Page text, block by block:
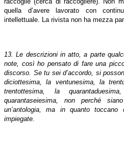
quella d’avere lavorato con
intellettuale. La rivista non ha mezza
13. Le descrizioni in atto, a parte
note, così ho pensato di fare una
discorso. Se tu sei d’accordo, si
diciottesima, la ventunesima, la
trentottesima, la
quarantaseiesima, non perché
un’antologia, ma in quanto
impiegate.